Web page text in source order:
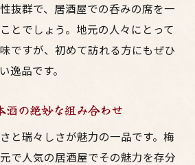
通う隠れ家的居酒屋
店とされる老舗の魅力
居酒屋で体験する創作鳥料理
しか味わえない限定メニュー
でも安心の居酒屋選び
鳥料理地元の新鮮な味わいを体
抜群で、居酒屋での呑みの席を一
とでしょう。地元の人々にとって
ですが、初めて訪れる方にもぜひ
逸品です。
酒の絶妙な組み合わせ
と瑞々しさが魅力の一品です。梅
で人気の居酒屋でその魅力を存分